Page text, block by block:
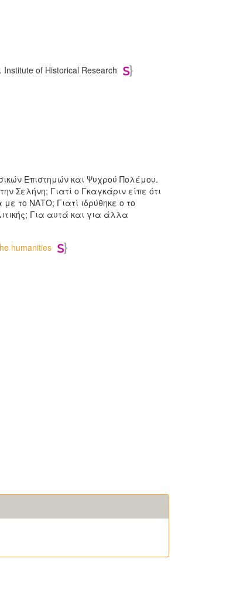
of Historical Research
Επιστημών και Ψυχρού Πολέμου.
Σελήνη; Γιατί ο Γκαγκάριν είπε ότι
το ΝΑΤΟ; Γιατί ιδρύθηκε ο το
Για αυτά και για άλλα
humanities